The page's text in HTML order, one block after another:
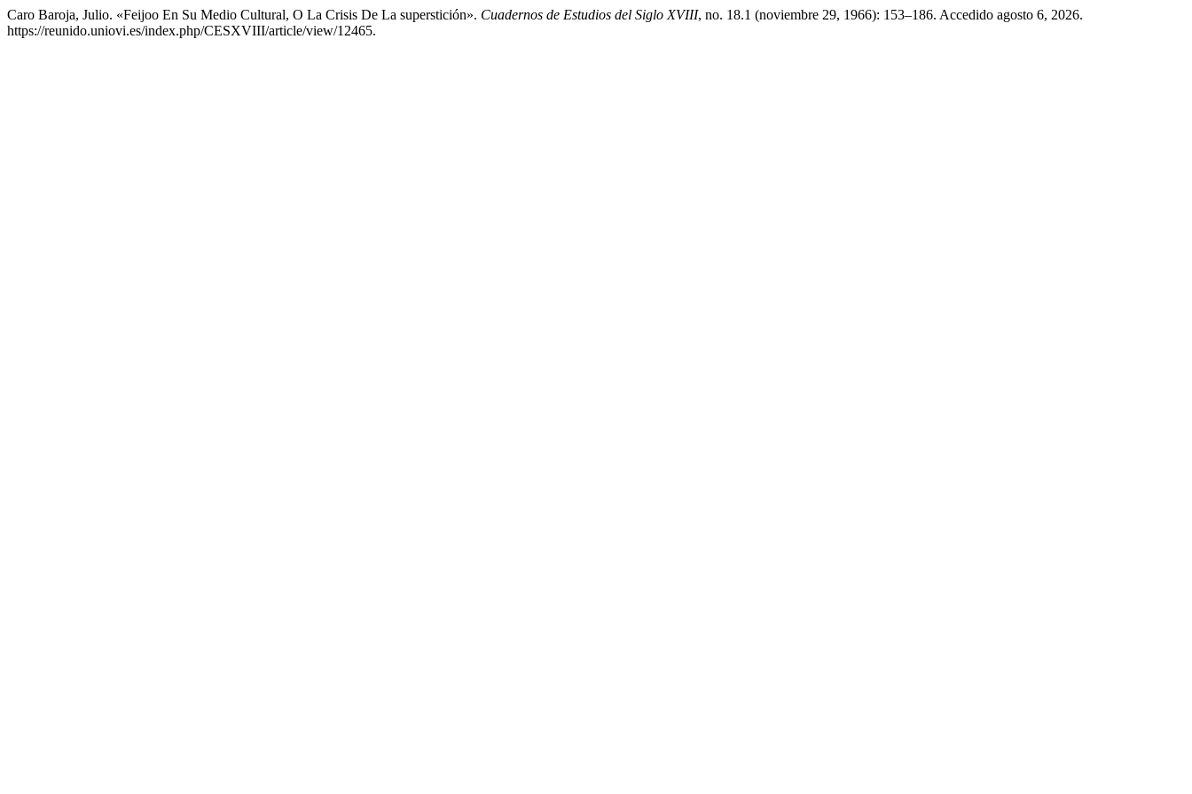
Caro Baroja, Julio. «Feijoo En Su Medio Cultural, O La Crisis De La superstición». Cuadernos de Estudios del Siglo XVIII, no. 18.1 (noviembre 29, 1966): 153–186. Accedido agosto 6, 2026.
https://reunido.uniovi.es/index.php/CESXVIII/article/view/12465.